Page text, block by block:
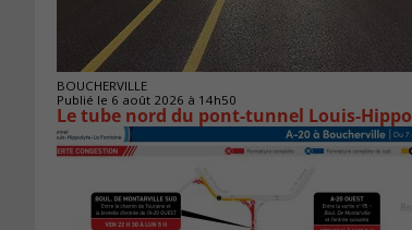
BOUCHERVILLE
Publié le 6 août 2026 à 14h50
Le tube nord du pont-tunnel Louis-